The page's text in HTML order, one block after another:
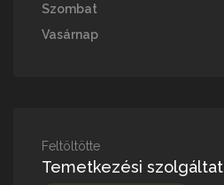
Szombat
Vasárnap
Feltöltötte
Temetkezési